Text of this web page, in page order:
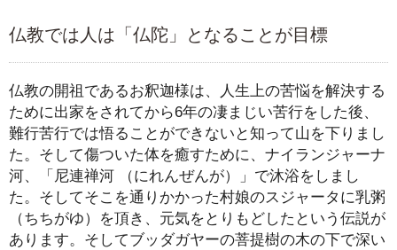
仏教では人は「仏陀」となることが目標
仏教の開祖であるお釈迦様は、人生上の苦悩を解決する
ために出家をされてから6年の凄まじい苦行をした後、
難行苦行では悟ることができないと知って山を下りまし
た。そして傷ついた体を癒すために、ナイランジャーナ
河、「尼連禅河 （にれんぜんが）」で沐浴をしまし
た。そしてそこを通りかかった村娘のスジャータに乳粥
（ちちがゆ）を頂き、元気をとりもどしたという伝説が
あります。そしてブッダガヤーの菩提樹の木の下で深い